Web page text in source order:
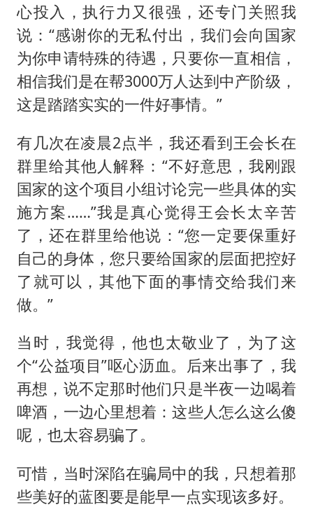
心投入，执行力又很强，还专门关照我
说：“感谢你的无私付出，我们会向国家
为你申请特殊的待遇，只要你一直相信，
相信我们是在帮3000万人达到中产阶级，
这是踏踏实实的一件好事情。”
有几次在凌晨2点半，我还看到王会长在
群里给其他人解释：“不好意思，我刚跟
国家的这个项目小组讨论完一些具体的实
施方案……”我是真心觉得王会长太辛苦
了，还在群里给他说：“您一定要保重好
自己的身体，您只要给国家的层面把控好
了就可以，其他下面的事情交给我们来
做。”
当时，我觉得，他也太敬业了，为了这
个“公益项目”呕心沥血。后来出事了，我
再想，说不定那时他们只是半夜一边喝着
啤酒，一边心里想着：这些人怎么这么傻
呢，也太容易骗了。
可惜，当时深陷在骗局中的我，只想着那
些美好的蓝图要是能早一点实现该多好。